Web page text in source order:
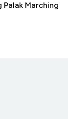
Palak Marching